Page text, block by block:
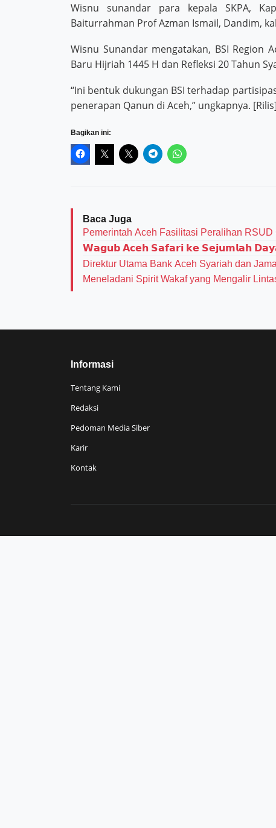
Wisnu sunandar para kepala SKPA,
Baiturrahman Prof Azman Ismail, Dandim,
Wisnu Sunandar mengatakan, BSI Region
Baru Hijriah 1445 H dan Refleksi 20 Tahun
“Ini bentuk dukungan BSI terhadap
penerapan Qanun di Aceh,” ungkapnya. [Rilis]
Bagikan ini:
Baca Juga
Pemerintah Aceh Fasilitasi Peralihan
𝗪𝗮𝗴𝘂𝗯 𝗔𝗰𝗲𝗵 𝗦𝗮𝗳𝗮𝗿𝗶 𝗸𝗲 𝗦𝗲𝗷𝘂𝗺𝗹𝗮𝗵
Direktur Utama Bank Aceh Syariah dan
Meneladani Spirit Wakaf yang Mengalir
Informasi
Tentang Kami
Redaksi
Pedoman Media Siber
Karir
Kontak